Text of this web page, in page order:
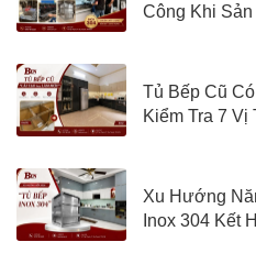
Công Khi
Tủ Bếp Cũ
Kiểm Tra 7
Xu Hướng
Inox 304 Kết